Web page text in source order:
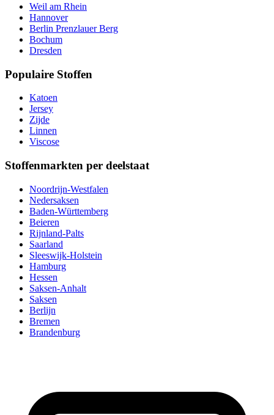
Weil am Rhein
Hannover
Berlin Prenzlauer Berg
Bochum
Dresden
Populaire Stoffen
Katoen
Jersey
Zijde
Linnen
Viscose
Stoffenmarkten per deelstaat
Noordrijn-Westfalen
Nedersaksen
Baden-Württemberg
Beieren
Rijnland-Palts
Saarland
Sleeswijk-Holstein
Hamburg
Hessen
Saksen-Anhalt
Saksen
Berlijn
Bremen
Brandenburg